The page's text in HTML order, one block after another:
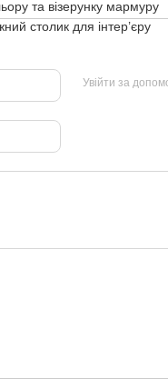
та візерунку мармуру
столик для інтер’єру
Увійти за